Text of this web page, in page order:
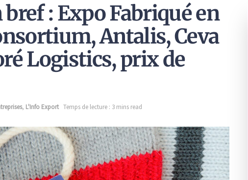
: Expo Fabriqué en
Antalis, Ceva
Logistics, prix de
, L'Info Export Temps de lecture : 3 mins read